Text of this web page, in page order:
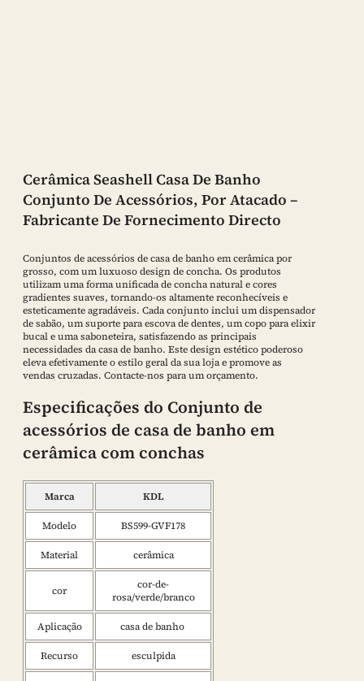
Cerâmica Seashell Casa De Banho
Conjunto De Acessórios, Por Atacado –
Fabricante De Fornecimento Directo
Conjuntos de acessórios de casa de banho em cerâmica por
grosso, com um luxuoso design de concha. Os produtos
utilizam uma forma unificada de concha natural e cores
gradientes suaves, tornando-os altamente reconhecíveis e
esteticamente agradáveis. Cada conjunto inclui um dispensador
de sabão, um suporte para escova de dentes, um copo para elixir
bucal e uma saboneteira, satisfazendo as principais
necessidades da casa de banho. Este design estético poderoso
eleva efetivamente o estilo geral da sua loja e promove as
vendas cruzadas. Contacte-nos para um orçamento.
Especificações do Conjunto de
acessórios de casa de banho em
cerâmica com conchas
Marca KDL
Modelo BS599-GVF178
Material cerâmica
cor
cor-de-
rosa/verde/branco
Aplicação casa de banho
Recurso esculpida